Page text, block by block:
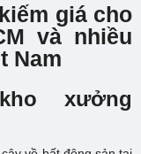
giá cho
và nhiều
Nam
xưởng